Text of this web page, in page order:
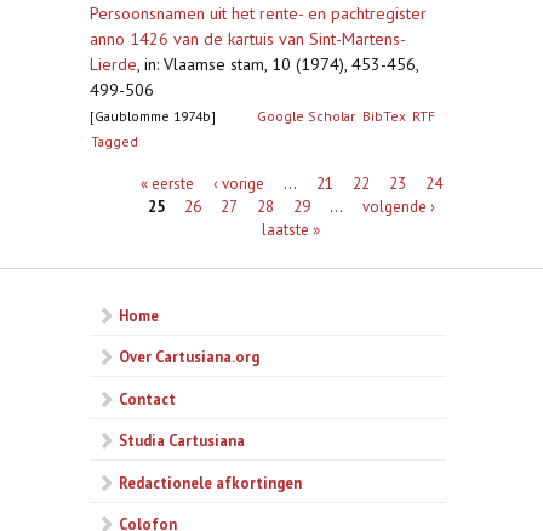
Persoonsnamen uit het rente- en pachtregister
anno 1426 van de kartuis van Sint-Martens-
Lierde, in: Vlaamse stam, 10 (1974), 453-456,
499-506
[Gaublomme 1974b] Google Scholar BibTex RTF
Tagged
Pagina's« eerste ‹ vorige … 21 22 23
24
25
26 27 28 29 …
volgende ›
laatste »
Home
Over Cartusiana.org
Contact
Studia Cartusiana
Redactionele afkortingen
Colofon